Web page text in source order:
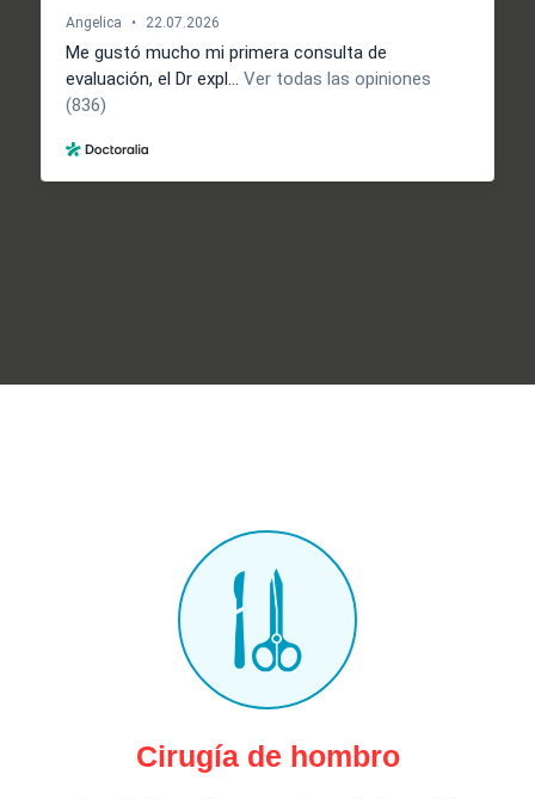
Cirugía de hombro